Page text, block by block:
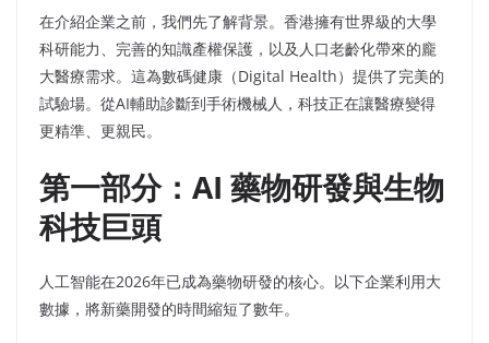
在介紹企業之前，我們先了解背景。香港擁有世界級的大學
科研能力、完善的知識產權保護，以及人口老齡化帶來的龐
大醫療需求。這為數碼健康（Digital Health）提供了完美的
試驗場。從AI輔助診斷到手術機械人，科技正在讓醫療變得
更精準、更親民。
第一部分：AI 藥物研發與生物
科技巨頭
人工智能在2026年已成為藥物研發的核心。以下企業利用大
數據，將新藥開發的時間縮短了數年。